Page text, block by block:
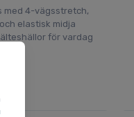
med 4-vägsstretch,
elastisk midja
för vardag